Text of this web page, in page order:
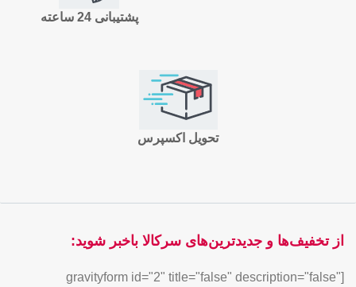
پشتیبانی 24 ساعته
تحویل اکسپرس
از تخفیف‌ها و جدیدترین‌های سرکالا باخبر شوید:
[gravityform id="2" title="false" description="false"